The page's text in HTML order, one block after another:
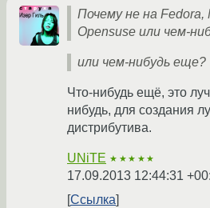
Почему не на Fedora,
Opensuse или чем-
или чем-нибудь еще?
Что-нибудь ещё, это
нибудь, для создания
дистрибутива.
UNiTE ★★★★★
17.09.2013 12:44:31
Ссылка